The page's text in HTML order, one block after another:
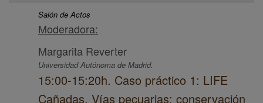
Salón de Actos
Moderadora:
Margarita Reverter
Universidad Autónoma de Madrid.
15:00-15:20h. Caso práctico 1: LIFE
Cañadas. Vías pecuarias: conservación